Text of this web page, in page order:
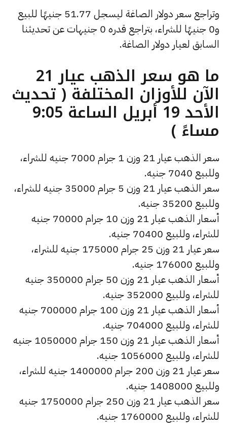
وتراجع سعر دولار الصاغة ليسجل 51.77 جنيهًا للبيع
و0 جنيهًا للشراء، بتراجع قدره 0 جنيهات عن تحديثنا
السابق لعيار دولار الصاغة.
ما هو سعر الذهب عيار 21
الآن للأوزان المختلفة ( تحديث
الأحد 19 أبريل الساعة 9:05
مساءً )
سعر الذهب عيار 21 وزن 1 جرام 7000 جنيه للشراء،
وللبيع 7040 جنيه.
سعر الذهب عيار 21 وزن 5 جرام 35000 جنيه للشراء،
وللبيع 35200 جنيه.
أسعار الذهب عيار 21 وزن 10 جرام 70000 جنيه
للشراء، وللبيع 70400 جنيه.
سعر عيار 21 وزن 25 جرام 175000 جنيه للشراء،
وللبيع 176000 جنيه.
أسعار الذهب عيار 21 وزن 50 جرام 350000 جنيه
للشراء، وللبيع 352000 جنيه.
أسعار الذهب عيار 21 وزن 100 جرام 700000 جنيه
للشراء، وللبيع 704000 جنيه.
أسعار الذهب عيار 21 وزن 150 جرام 1050000 جنيه
للشراء، وللبيع 1056000 جنيه.
سعر عيار 21 وزن 200 جرام 1400000 جنيه للشراء،
وللبيع 1408000 جنيه.
سعر الذهب عيار 21 وزن 250 جرام 1750000 جنيه
للشراء، وللبيع 1760000 جنيه.